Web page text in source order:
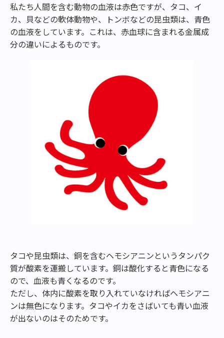
私たち人間を含む動物の血液は赤色ですが、タコ、イ
カ、貝などの軟体動物や、トンボなどの昆虫類は、青色
の血液をしています。これは、赤血球に含まれる金属成
分の違いによるものです。
タコや昆虫類は、銅を含むヘモシアニンというタンパク
質が酸素を運搬しています。銅は酸化すると青色になる
ので、血液も青くなるのです。
ただし、体内に酸素を取り入れていなければヘモシアニ
ンは無色になります。タコやイカをさばいても青い血液
が出ないのはそのためです。